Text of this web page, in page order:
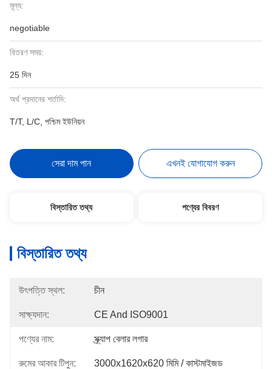
মূল্য:
negotiable
বিতরণ সময়:
25 দিন
অর্থ প্রদানের শর্তাদি:
T/T, L/C, পশ্চিম ইউনিয়ন
সেরা দাম পান এখনই যোগাযোগ করুন
বিস্তারিত তথ্য পণ্যের বিবরণ
বিস্তারিত তথ্য
উৎপত্তি স্থল: চীন
সাক্ষ্যদান: CE And ISO9001
পণ্যের নাম: স্ক্র্যাপ বেলার লগার
রুমের আকার টিপুন: 3000x1620x620 মিমি / কাস্টমাইজড